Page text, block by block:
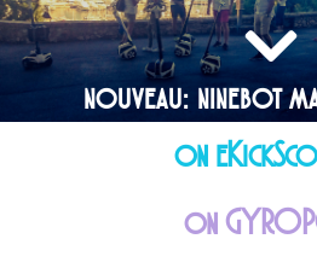
nouveau: ninebot
on
on